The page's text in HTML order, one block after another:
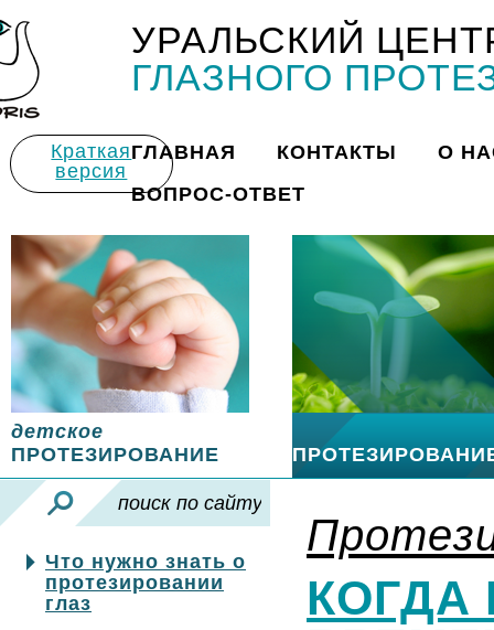
УРАЛЬСКИЙ
ГЛАЗНОГО
Краткая
версия
ГЛАВНАЯ КОНТАКТЫ
О
ВОПРОС-ОТВЕТ
детское
ПРОТЕЗИРОВАНИЕ
Что нужно знать о
протезировании
глаз
КОГДА